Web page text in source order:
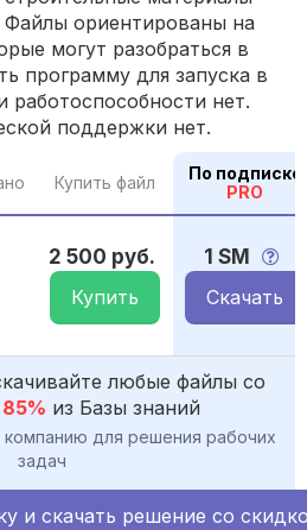
Файлы ориентированы на
могут разобраться в
программу для запуска в
работоспособности нет.
поддержки нет.
Купить файл
По подписке
PRO
2 500 руб.
Купить
1 SM
Скачать
любые файлы со
из Базы знаний
для решения рабочих
задач
и скачать решение со